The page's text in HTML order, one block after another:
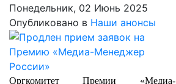
Понедельник, 02 Июнь 2025
Опубликовано в Наши анонсы
Оргкомитет Премии «Медиа-